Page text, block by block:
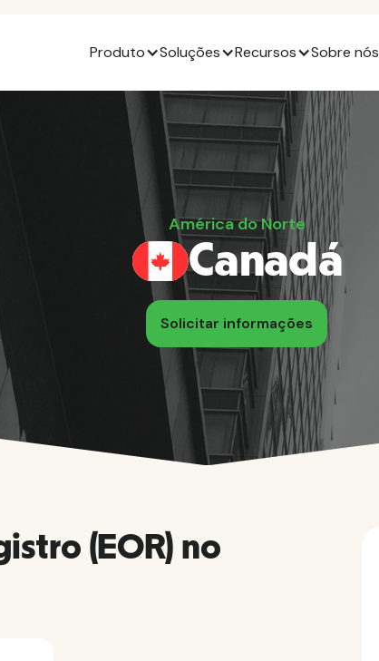
Produto Soluções Recursos Sobre nós
América do Norte
Canadá
Solicitar informações
(EOR) no